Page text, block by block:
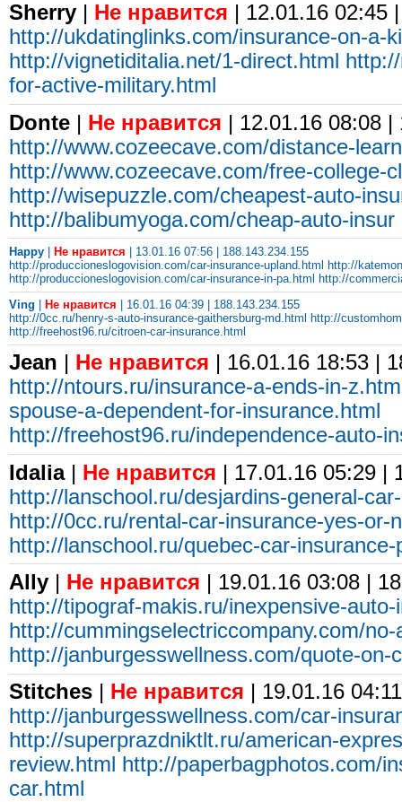
Sherry Не нравится | 12.01.16 02:45
http://ukdatinglinks.com/insurance-on-a-
http://vignetiditalia.net/1-direct.html
for-active-military.html
Donte | Не нравится | 12.01.16 08:08 |
http://www.cozeecave.com/distance-
http://www.cozeecave.com/free-college-
http://wisepuzzle.com/cheapest-auto-
http://balibumyoga.com/cheap-auto-insur
Happy Не нравится | 13.01.16 07:56 | 188.143.234.155
http://produccioneslogovision.com/car-insurance-upland.html
http://
http://produccioneslogovision.com/car-insurance-in-pa.html
http://
Ving
Не нравится | 16.01.16 04:39 | 188.143.234.155
http://0cc.ru/henry-s-auto-insurance-gaithersburg-md.html
http://
http://freehost96.ru/citroen-car-insurance.html
Jean Не нравится | 16.01.16 18:53 |
http://ntours.ru/insurance-a-ends-in-
spouse-a-dependent-for-insurance.html
http://freehost96.ru/independence-auto-
Idalia| Не нравится | 17.01.16 05:29 |
http://lanschool.ru/desjardins-general-
http://0cc.ru/rental-car-insurance-yes-or-
http://lanschool.ru/quebec-car-
Ally | Не нравится | 19.01.16 03:08 |
http://tipograf-makis.ru/inexpensive-
http://cummingselectriccompany.com/
http://janburgesswellness.com/quote-on-
Stitches
Не нравится | 19.01.16
http://janburgesswellness.com/car-
http://superprazdniktlt.ru/american-
review.html
http://paperbagphotos.com/
car.html